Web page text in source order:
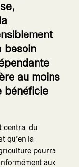
besoin
au moins
bénéficie
central du
qu’en la
pourra
aux